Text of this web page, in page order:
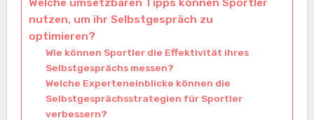
Welche umsetzbaren Tipps können Sportler
nutzen, um ihr Selbstgespräch zu
optimieren?
Wie können Sportler die Effektivität ihres
Selbstgesprächs messen?
Welche Experteneinblicke können die
Selbstgesprächsstrategien für Sportler
verbessern?